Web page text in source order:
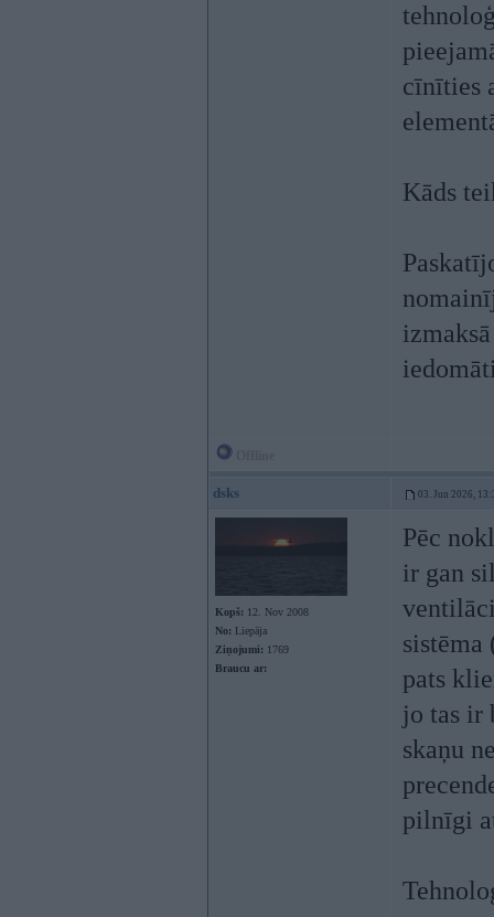
cīnīties
Kāds
dsks 03. Jun 2026,
Kopš: 12. Nov 2008
No: Liepāja
Ziņojumi: 1769
Braucu ar:
Pēc
ir gan
pats
jo tas ir
skaņu
pilnīgi